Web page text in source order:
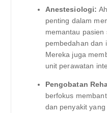
Anestesiologi:
penting dalam
memantau
pembedahan dan
Mereka juga
unit perawatan
Pengobatan
berfokus
dan penyakit